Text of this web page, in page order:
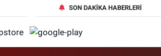
SON DAKIKA HABERLERI